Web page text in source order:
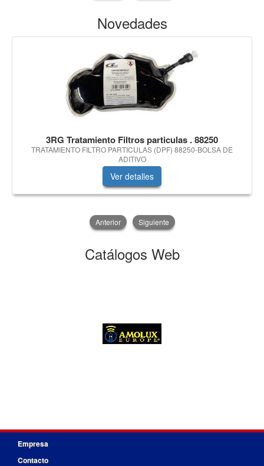
Novedades
3RG Tratamiento Filtros particulas . 88250
TRATAMIENTO FILTRO PARTICULAS (DPF) 88250-BOLSA DE
ADITIVO
Ver detalles
Anterior Siguiente
Catálogos Web
Empresa
Contacto